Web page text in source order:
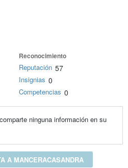
Reconocimiento
Reputación 57
Insignias 0
Competencias 0
ninguna información en su
A MANCERACASANDRA